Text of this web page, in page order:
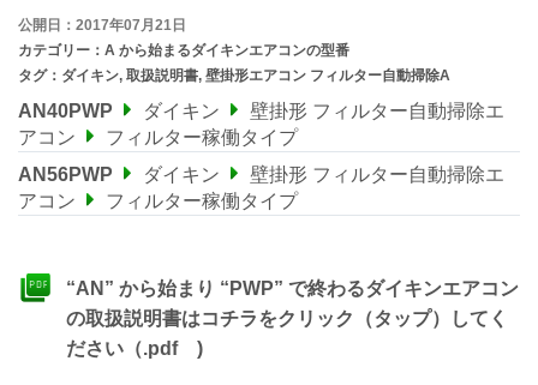
公開日：2017年07月21日
カテゴリー： A から始まるダイキンエアコンの型番
タグ： ダイキン, 取扱説明書, 壁掛形エアコン フィルター自動掃除A
AN40PWP ダイキン
壁掛形 フィルター自動掃除エ
アコン
フィルター稼働タイプ
AN56PWP
ダイキン
壁掛形 フィルター自動掃除エ
アコン
フィルター稼働タイプ
“AN” から始まり “PWP” で終わるダイキンエアコン
の取扱説明書はコチラをクリック（タップ）してく
ださい（.pdf )